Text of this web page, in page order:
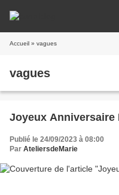
Accueil » vagues
vagues
Joyeux Anniversaire
Publié le 24/09/2023 à 08:00
Par AteliersdeMarie